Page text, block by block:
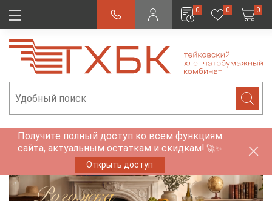
0 0 0
Получите полный доступ ко всем функциям
сайта, актуальным остаткам и скидкам! 🚀✨
Открыть доступ